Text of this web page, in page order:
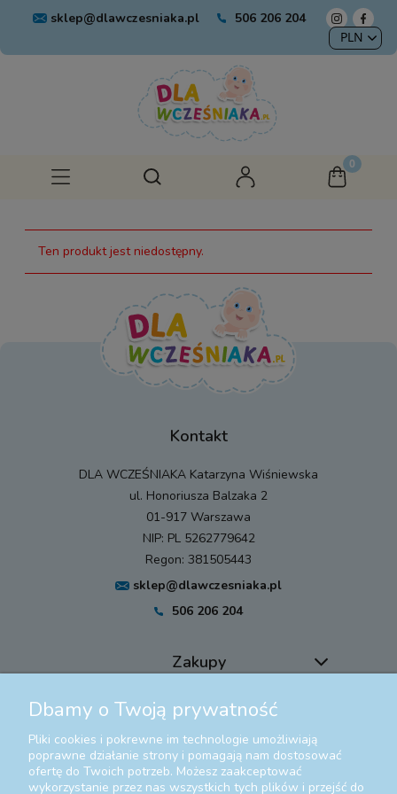
sklep@dlawczesniaka.pl 506 206 204
Ten produkt jest niedostępny.
Kontakt
DLA WCZEŚNIAKA Katarzyna Wiśniewska
ul. Honoriusza Balzaka 2
01-917 Warszawa
NIP: PL 5262779642
Regon: 381505443
sklep@dlawczesniaka.pl
506 206 204
Zakupy
Pomoc
Moje konto
Dbamy o Twoją prywatność
Pliki cookies i pokrewne im technologie umożliwiają
poprawne działanie strony i pomagają nam dostosować
ofertę do Twoich potrzeb. Możesz zaakceptować
wykorzystanie przez nas wszystkich tych plików i przejść do